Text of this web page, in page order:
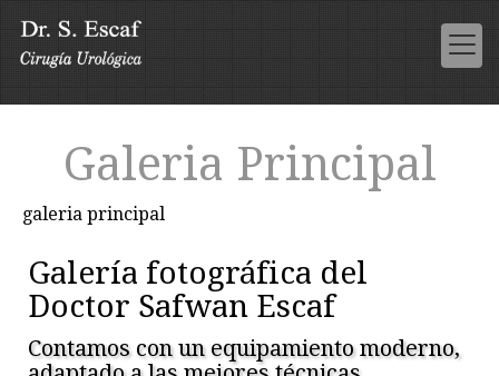
Galeria Principal
galeria principal
Galería fotográfica del
Doctor Safwan Escaf
Contamos con un equipamiento moderno,